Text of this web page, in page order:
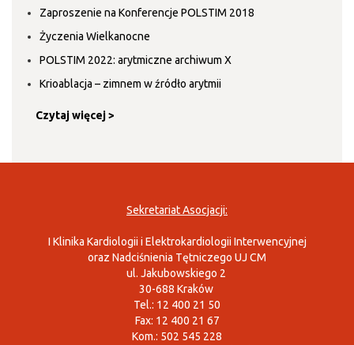
Zaproszenie na Konferencje POLSTIM 2018
Życzenia Wielkanocne
POLSTIM 2022: arytmiczne archiwum X
Krioablacja – zimnem w źródło arytmii
Czytaj więcej >
Sekretariat Asocjacji:
I Klinika Kardiologii i Elektrokardiologii Interwencyjnej
oraz Nadciśnienia Tętniczego UJ CM
ul. Jakubowskiego 2
30-688 Kraków
Tel.: 12 400 21 50
Fax: 12 400 21 67
Kom.: 502 545 228